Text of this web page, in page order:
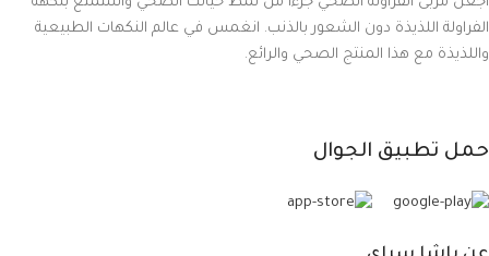
الفراولة اللذيذة دون الشعور بالذنب. انغمس في عالم النكهات الطبيعية
واللذيذة مع هذا المنتج الصحي والرائع.
حمل تطبيق الجوال